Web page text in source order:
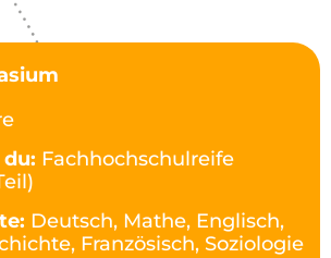
Fachhochschulreife
Deutsch, Mathe, Englisch,
Französisch, Soziologie